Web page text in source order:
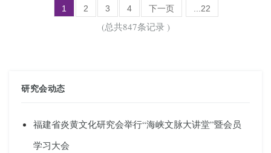
1 2 3 4 下一页 ...22
(总共847条记录 )
研究会动态
福建省炎黄文化研究会举行“海峡文脉大讲堂”暨会员
学习大会